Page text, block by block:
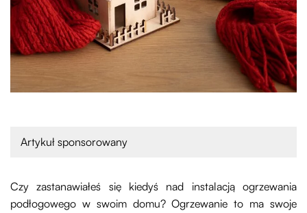
Artykuł sponsorowany
Czy zastanawiałeś się kiedyś nad instalacją ogrzewania
podłogowego w swoim domu? Ogrzewanie to ma swoje